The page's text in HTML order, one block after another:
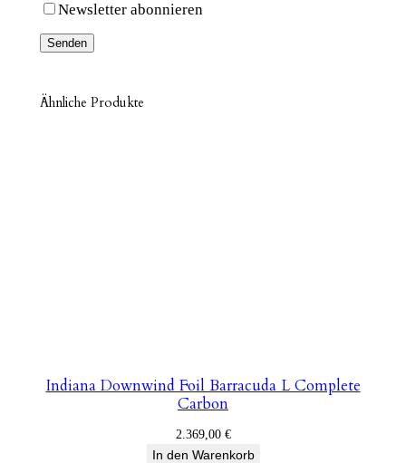
Newsletter abonnieren
Ähnliche Produkte
Indiana Downwind Foil Barracuda L Complete
Carbon
2.369,00 €
In den Warenkorb